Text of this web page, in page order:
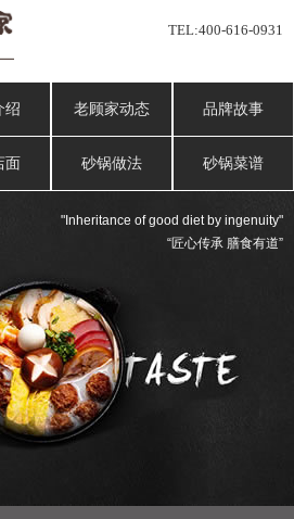
TEL:400-616-0931
绍 老顾家动态 品牌故事
面 砂锅做法 砂锅菜谱
"Inheritance of good diet by ingenuity"
“匠心传承 膳食有道”